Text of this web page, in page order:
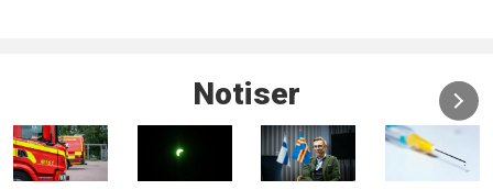
Notiser